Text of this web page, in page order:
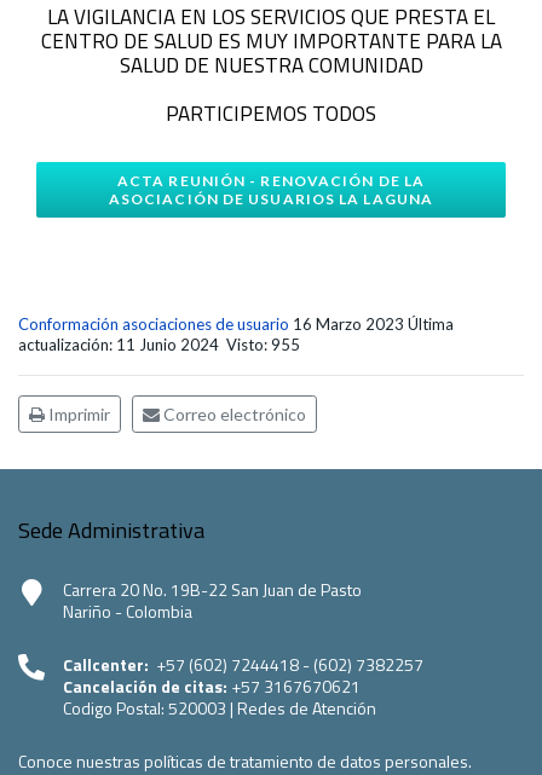
LA VIGILANCIA EN LOS SERVICIOS QUE PRESTA EL
CENTRO DE SALUD ES MUY IMPORTANTE PARA LA
SALUD DE NUESTRA COMUNIDAD
PARTICIPEMOS TODOS
ACTA REUNIÓN - RENOVACIÓN DE LA
ASOCIACIÓN DE USUARIOS LA LAGUNA
Conformación asociaciones de usuario 16 Marzo 2023 Última
actualización: 11 Junio 2024 Visto: 955
Imprimir Correo electrónico
Sede Administrativa
Carrera 20 No. 19B-22 San Juan de Pasto
Nariño - Colombia
Callcenter: +57 (602) 7244418 - (602) 7382257
Cancelación de citas: +57 3167670621
Codigo Postal:520003 | Redes de Atención
Conoce nuestras políticas de tratamiento de datos personales.